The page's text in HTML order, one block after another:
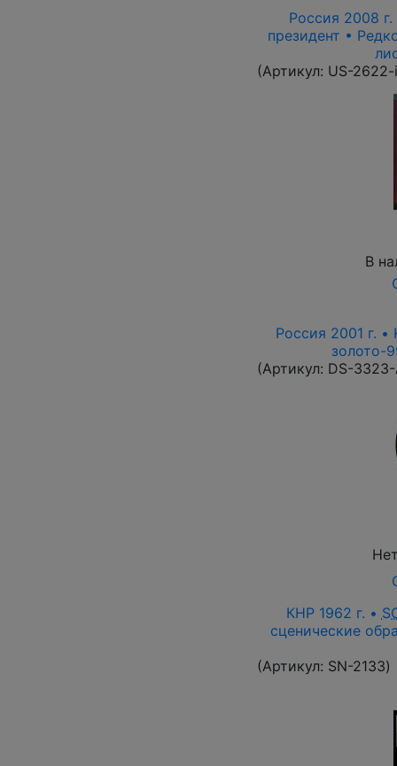
Россия 2008
президент •
(Артикул: US-
В
Россия 2001 г.
золото-
(Артикул: DS-
КНР 1962 г. •
сценические
(Артикул: SN-2133)